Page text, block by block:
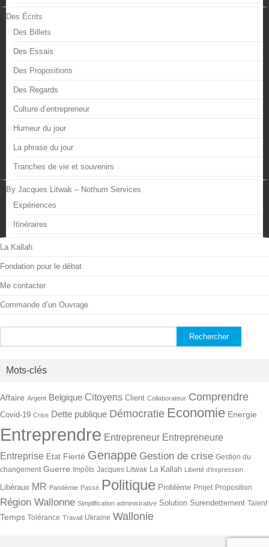
Des Écrits
Des Billets
Des Essais
Des Propositions
Des Regards
Culture d’entrepreneur
Humeur du jour
La phrase du jour
Tranches de vie et souvenirs
By Jacques Litwak – Nothum Services
Expériences
Itinéraires
La Kallah
Fondation pour le débat
Me contacter
Commande d’un Ouvrage
Mots-clés
Affaire Argent Belgique Citoyens Client Collaborateur Comprendre
Covid-19 Crise Dette publique Démocratie Economie Energie
Entreprendre Entrepreneur Entrepreneure
Entreprise Etat Fierté Genappe Gestion de crise Gestion du
changement Guerre Impôts Jacques Litwak La Kallah Liberté d'expression
Libéraux MR Pandémie Passé Politique Problème Projet Proposition
Région Wallonne Simplification administrative Solution Surendettement Talent
Temps Tolérance Travail Ukraine Wallonie